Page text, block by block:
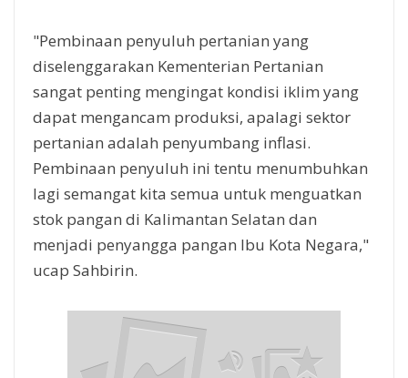
"Pembinaan penyuluh pertanian yang
diselenggarakan Kementerian Pertanian
sangat penting mengingat kondisi iklim yang
dapat mengancam produksi, apalagi sektor
pertanian adalah penyumbang inflasi.
Pembinaan penyuluh ini tentu menumbuhkan
lagi semangat kita semua untuk menguatkan
stok pangan di Kalimantan Selatan dan
menjadi penyangga pangan Ibu Kota Negara,"
ucap Sahbirin.